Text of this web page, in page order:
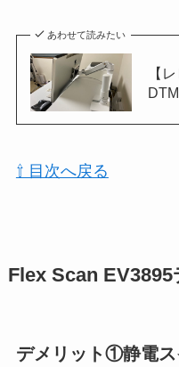
あわせて読みたい
【
⇧ 目次へ戻る
Flex Scan EV3895
デメリット①静電ス